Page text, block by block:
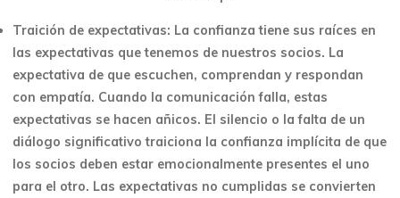
Traición de expectativas: La confianza tiene sus raíces en
las expectativas que tenemos de nuestros socios. La
expectativa de que escuchen, comprendan y respondan
con empatía. Cuando la comunicación falla, estas
expectativas se hacen añicos. El silencio o la falta de un
diálogo significativo traiciona la confianza implícita de que
los socios deben estar emocionalmente presentes el uno
para el otro. Las expectativas no cumplidas se convierten